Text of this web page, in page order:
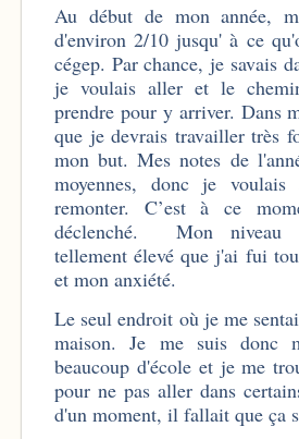
Au début de mon année,
d'environ 2/10 jusqu' à ce
cégep. Par chance, je savais
je voulais aller et le
prendre pour y arriver. Dans
que je devrais travailler très
mon but. Mes notes de
moyennes, donc je
remonter. C’est à ce
déclenché. Mon niveau
tellement élevé que j'ai fui
et mon anxiété.
Le seul endroit où je me
maison. Je me suis donc
beaucoup d'école et je me
pour ne pas aller dans
d'un moment, il fallait que ça